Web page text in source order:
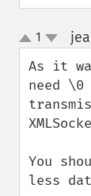
up
down
1
As it
need
You
less